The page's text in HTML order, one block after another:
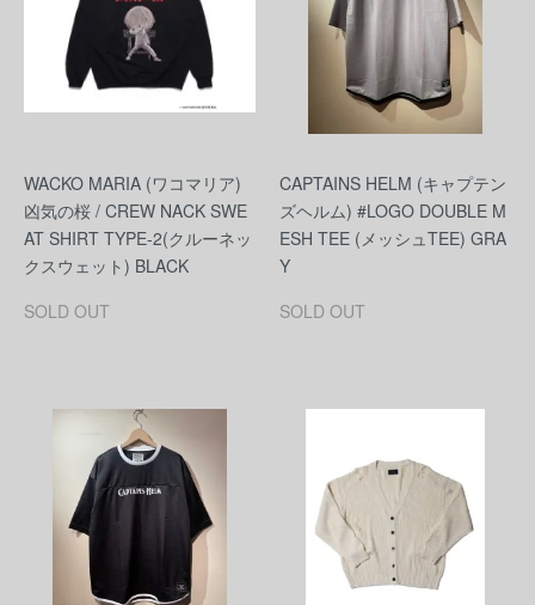
WACKO MARIA (ワコマリア)
凶気の桜 / CREW NACK SWE
AT SHIRT TYPE-2(クルーネッ
クスウェット) BLACK
SOLD OUT
CAPTAINS HELM (キャプテン
ズヘルム) #LOGO DOUBLE M
ESH TEE (メッシュTEE) GRA
Y
SOLD OUT